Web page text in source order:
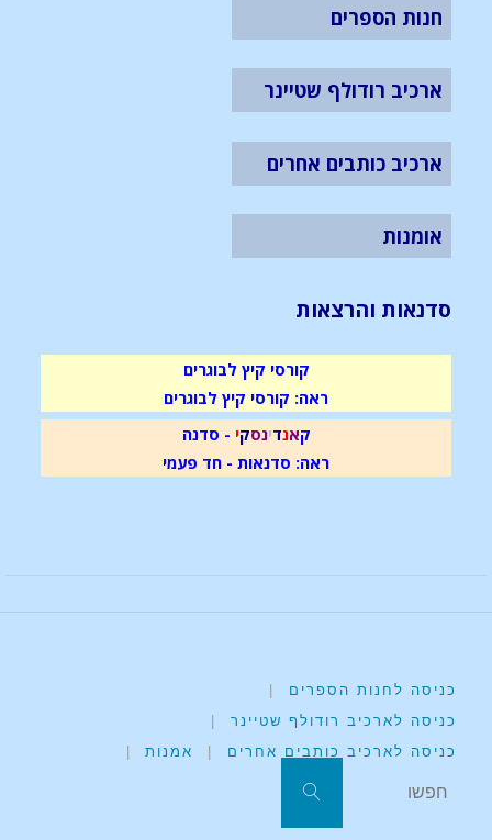
חנות הספרים
ארכיב רודולף שטיינר
ארכיב כותבים אחרים
אומנות
סדנאות והרצאות
קורסי קיץ לבוגרים
ראה: קורסי קיץ לבוגרים
קאנדינסקי - סדנה
ראה: סדנאות - חד פעמי
כניסה לחנות הספרים
|
כניסה לארכיב רודולף שטיינר
|
כניסה לארכיב כותבים אחרים
| אמנות |